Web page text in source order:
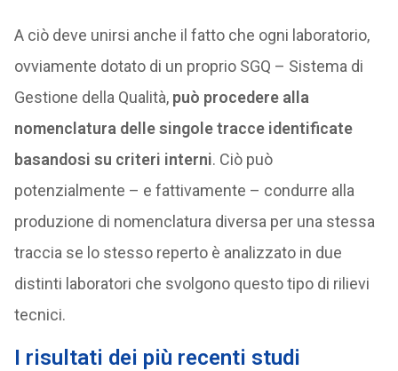
A ciò deve unirsi anche il fatto che ogni laboratorio,
ovviamente dotato di un proprio SGQ – Sistema di
Gestione della Qualità, può procedere alla
nomenclatura delle singole tracce identificate
basandosi su criteri interni. Ciò può
potenzialmente – e fattivamente – condurre alla
produzione di nomenclatura diversa per una stessa
traccia se lo stesso reperto è analizzato in due
distinti laboratori che svolgono questo tipo di rilievi
tecnici.
I risultati dei più recenti studi